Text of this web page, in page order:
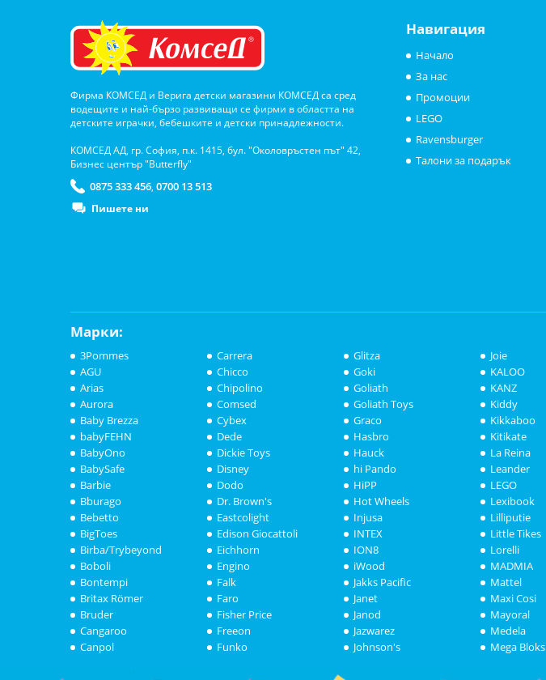
Фирма КОМСЕД и Верига детски магазини КОМСЕД са сред
водещите и най-бързо развиващи се фирми в областта на
детските играчки, бебешките и детски принадлежности.
КОМСЕД АД, гр. София, п.к. 1415, бул. "Околовръстен път" 42,
Бизнес център "Butterfly"
0875 333 456, 0700 13 513
Пишете ни
Навигация
Начало
За нас
Промоции
LEGO
Ravensburger
Талони за подарък
Марки:
3Pommes
AGU
Arias
Aurora
Baby Brezza
babyFEHN
BabyOno
BabySafe
Barbie
Bburago
Bebetto
BigToes
Birba/Trybeyond
Boboli
Bontempi
Britax Römer
Bruder
Cangaroo
Canpol
Carrera
Chicco
Chipolino
Comsed
Cybex
Dede
Dickie Toys
Disney
Dodo
Dr. Brown's
Eastcolight
Edison Giocattoli
Eichhorn
Engino
Falk
Faro
Fisher Price
Freeon
Funko
Glitza
Goki
Goliath
Goliath Toys
Graco
Hasbro
Hauck
hi Pando
HiPP
Hot Wheels
Injusa
INTEX
ION8
iWood
Jakks Pacific
Janet
Janod
Jazwarez
Johnson's
Joie
KALOO
KANZ
Kiddy
Kikkaboo
Kitikate
La Reina
Leander
LEGO
Lexibook
Lilliputie
Little Tikes
Lorelli
MADMIA
Mattel
Maxi Cosi
Mayoral
Medela
Mega Bloks